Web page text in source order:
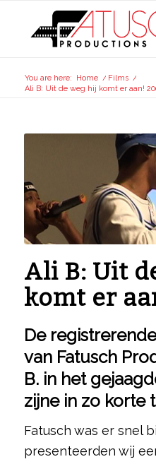
You are here: Home / Films /
Ali B: Uit de weg hij komt er aan!
Ali B: Uit
komt er
De
van Fatusch
B. in het
zijne in zo korte
Fatusch was er snel
presenteerden wij